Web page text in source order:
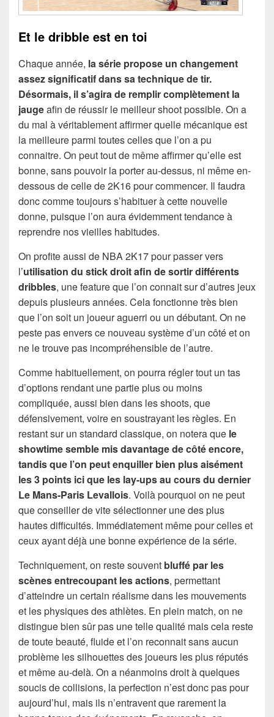
Et le dribble est en toi
Chaque année, la série propose un changement
assez significatif dans sa technique de tir.
Désormais, il s’agira de remplir complètement la
jaugeafin de réussir le meilleur shoot possible. On a
du mal à véritablement affirmer quelle mécanique est
la meilleure parmi toutes celles que l’on a pu
connaitre. On peut tout de même affirmer qu’elle est
bonne, sans pouvoir la porter au-dessus, ni même en-
dessous de celle de 2K16 pour commencer. Il faudra
donc comme toujours s’habituer à cette nouvelle
donne, puisque l’on aura évidemment tendance à
reprendre nos vieilles habitudes.
On profite aussi de NBA 2K17 pour passer vers
l’utilisation du stick droit afin de sortir différents
dribbles, une feature que l’on connait sur d’autres jeux
depuis plusieurs années. Cela fonctionne très bien
que l’on soit un joueur aguerri ou un débutant. On ne
peste pas envers ce nouveau système d’un côté et on
ne le trouve pas incompréhensible de l’autre.
Comme habituellement, on pourra régler tout un tas
d’options rendant une partie plus ou moins
compliquée, aussi bien dans les shoots, que
défensivement, voire en soustrayant les règles. En
restant sur un standard classique, on notera que le
showtime semble mis davantage de côté encore,
tandis que l’on peut enquiller bien plus aisément
les 3 points ici que les lay-ups au cours du dernier
Le Mans-Paris Levallois. Voilà pourquoi on ne peut
que conseiller de vite sélectionner une des plus
hautes difficultés. Immédiatement même pour celles et
ceux ayant déjà une bonne expérience de la série.
Techniquement, on reste souvent bluffé par les
scènes entrecoupant les actions, permettant
d’atteindre un certain réalisme dans les mouvements
et les physiques des athlètes. En plein match, on ne
distingue bien sûr pas une telle qualité mais cela reste
de toute beauté, fluide et l’on reconnait sans aucun
problème les silhouettes des joueurs les plus réputés
et même au-delà. On a néanmoins droit à quelques
soucis de collisions, la perfection n’est donc pas pour
aujourd’hui, mais ils n’entravent que rarement la